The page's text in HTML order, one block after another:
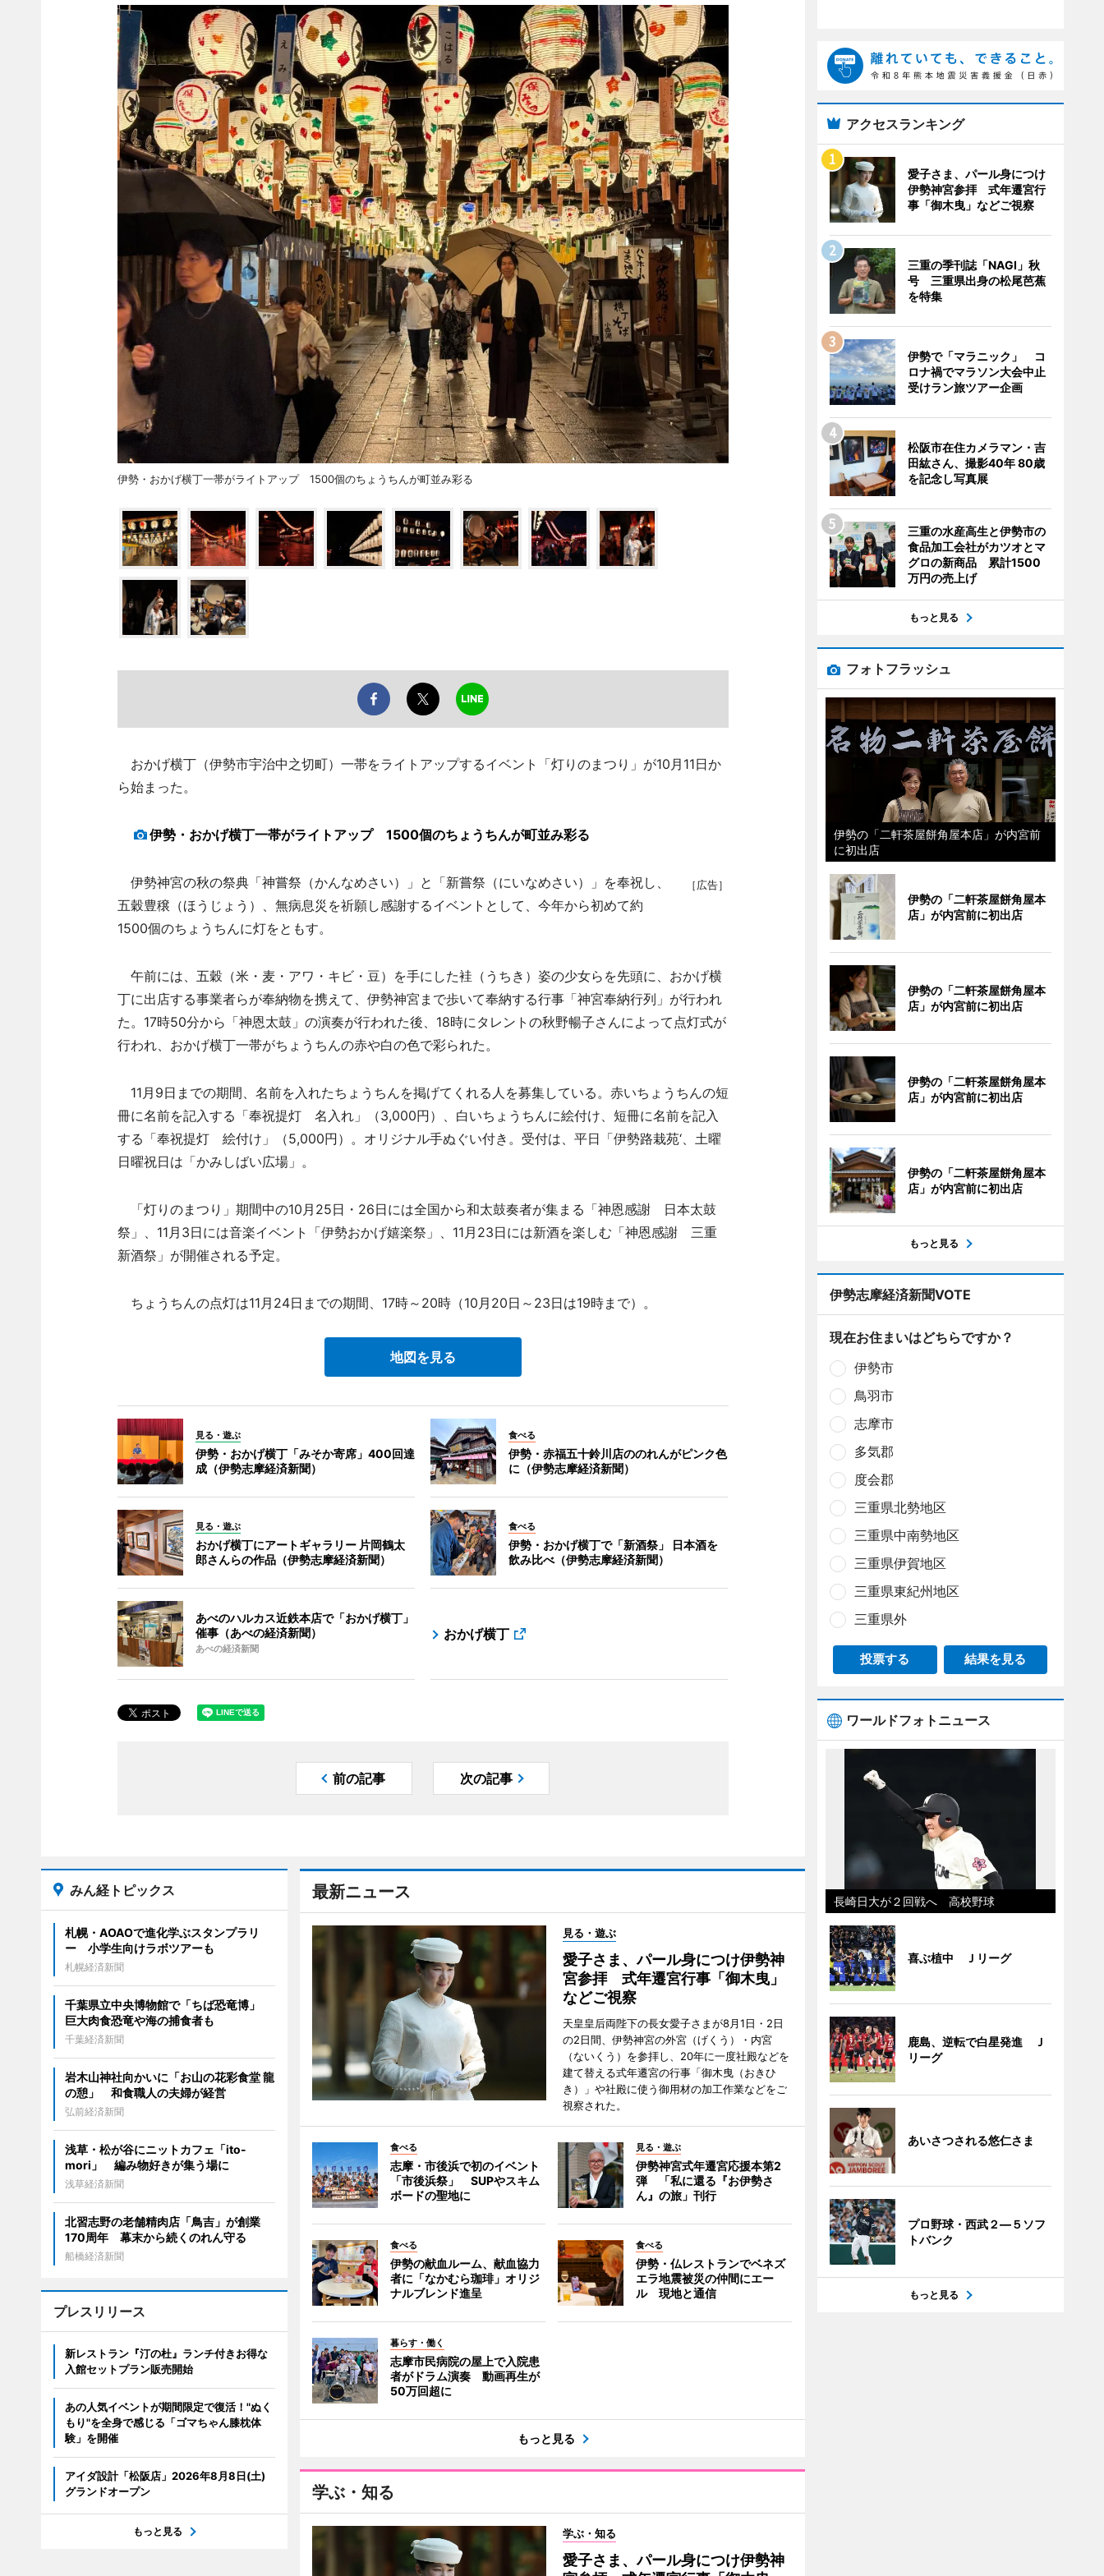
伊勢・おかげ横丁一帯がライトアップ 1500個のちょうちんが町並み彩る
おかげ横丁（伊勢市宇治中之切町）一帯をライトアップするイベント「灯りのまつり」が10月11日か
ら始まった。
伊勢・おかげ横丁一帯がライトアップ 1500個のちょうちんが町並み彩る
［広告］
伊勢神宮の秋の祭典「神嘗祭（かんなめさい）」と「新嘗祭（にいなめさい）」を奉祝し、
五穀豊穣（ほうじょう）、無病息災を祈願し感謝するイベントとして、今年から初めて約
1500個のちょうちんに灯をともす。
午前には、五穀（米・麦・アワ・キビ・豆）を手にした袿（うちき）姿の少女らを先頭に、おかげ横
丁に出店する事業者らが奉納物を携えて、伊勢神宮まで歩いて奉納する行事「神宮奉納行列」が行われ
た。17時50分から「神恩太鼓」の演奏が行われた後、18時にタレントの秋野暢子さんによって点灯式が
行われ、おかげ横丁一帯がちょうちんの赤や白の色で彩られた。
11月9日までの期間、名前を入れたちょうちんを掲げてくれる人を募集している。赤いちょうちんの短
冊に名前を記入する「奉祝提灯 名入れ」（3,000円）、白いちょうちんに絵付け、短冊に名前を記入
する「奉祝提灯 絵付け」（5,000円）。オリジナル手ぬぐい付き。受付は、平日「伊勢路栽苑‘、土曜
日曜祝日は「かみしばい広場」。
「灯りのまつり」期間中の10月25日・26日には全国から和太鼓奏者が集まる「神恩感謝 日本太鼓
祭」、11月3日には音楽イベント「伊勢おかげ嬉楽祭」、11月23日には新酒を楽しむ「神恩感謝 三重
新酒祭」が開催される予定。
ちょうちんの点灯は11月24日までの期間、17時～20時（10月20日～23日は19時まで）。
地図を見る
見る・遊ぶ
伊勢・おかげ横丁「みそか寄席」400回達
成（伊勢志摩経済新聞）
食べる
伊勢・赤福五十鈴川店ののれんがピンク色
に（伊勢志摩経済新聞）
見る・遊ぶ
おかげ横丁にアートギャラリー 片岡鶴太
郎さんらの作品（伊勢志摩経済新聞）
食べる
伊勢・おかげ横丁で「新酒祭」 日本酒を
飲み比べ（伊勢志摩経済新聞）
あべのハルカス近鉄本店で「おかげ横丁」
催事（あべの経済新聞）
あべの経済新聞
おかげ横丁
前の記事 次の記事
最新ニュース
見る・遊ぶ
愛子さま、パール身につけ伊勢神
宮参拝 式年遷宮行事「御木曳」
などご視察
天皇皇后両陛下の長女愛子さまが8月1日・2日
の2日間、伊勢神宮の外宮（げくう）・内宮
（ないくう）を参拝し、20年に一度社殿などを
建て替える式年遷宮の行事「御木曳（おきひ
き）」や社殿に使う御用材の加工作業などをご
視察された。
食べる
志摩・市後浜で初のイベント
「市後浜祭」 SUPやスキム
ボードの聖地に
見る・遊ぶ
伊勢神宮式年遷宮応援本第2
弾 「私に還る『お伊勢さ
ん』の旅」刊行
食べる
伊勢の献血ルーム、献血協力
者に「なかむら珈琲」オリジ
ナルブレンド進呈
食べる
伊勢・仏レストランでベネズ
エラ地震被災の仲間にエー
ル 現地と通信
暮らす・働く
志摩市民病院の屋上で入院患
者がドラム演奏 動画再生が
50万回超に
もっと見る
学ぶ・知る
学ぶ・知る
愛子さま、パール身につけ伊勢神
みん経トピックス
札幌・AOAOで進化学ぶスタンプラリ
ー 小学生向けラボツアーも
札幌経済新聞
千葉県立中央博物館で「ちば恐竜博」
巨大肉食恐竜や海の捕食者も
千葉経済新聞
岩木山神社向かいに「お山の花彩食堂 龍
の憩」 和食職人の夫婦が経営
弘前経済新聞
浅草・松が谷にニットカフェ「ito-
mori」 編み物好きが集う場に
浅草経済新聞
北習志野の老舗精肉店「鳥吉」が創業
170周年 幕末から続くのれん守る
船橋経済新聞
プレスリリース
新レストラン『汀の杜』ランチ付きお得な
入館セットプラン販売開始
あの人気イベントが期間限定で復活！"ぬく
もり"を全身で感じる「ゴマちゃん膝枕体
験」を開催
アイダ設計「松阪店」2026年8月8日(土)
グランドオープン
もっと見る
アクセスランキング
愛子さま、パール身につけ
伊勢神宮参拝 式年遷宮行
事「御木曳」などご視察
三重の季刊誌「NAGI」秋
号 三重県出身の松尾芭蕉
を特集
伊勢で「マラニック」 コ
ロナ禍でマラソン大会中止
受けラン旅ツアー企画
松阪市在住カメラマン・吉
田紘さん、撮影40年 80歳
を記念し写真展
三重の水産高生と伊勢市の
食品加工会社がカツオとマ
グロの新商品 累計1500
万円の売上げ
もっと見る
フォトフラッシュ
伊勢の「二軒茶屋餅角屋本店」が内宮前
に初出店
伊勢の「二軒茶屋餅角屋本
店」が内宮前に初出店
伊勢の「二軒茶屋餅角屋本
店」が内宮前に初出店
伊勢の「二軒茶屋餅角屋本
店」が内宮前に初出店
伊勢の「二軒茶屋餅角屋本
店」が内宮前に初出店
もっと見る
伊勢志摩経済新聞VOTE
現在お住まいはどちらですか？
伊勢市
鳥羽市
志摩市
多気郡
度会郡
三重県北勢地区
三重県中南勢地区
三重県伊賀地区
三重県東紀州地区
三重県外
投票する 結果を見る
ワールドフォトニュース
長崎日大が２回戦へ 高校野球
喜ぶ植中 Ｊリーグ
鹿島、逆転で白星発進 Ｊ
リーグ
あいさつされる悠仁さま
プロ野球・西武２―５ソフ
トバンク
もっと見る